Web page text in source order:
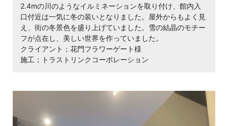
2.4mの川のようなイルミネーションを取り付け、館内入
口付近は一気に冬の装いとなりました。屋外からもよく見
え、街の冬景色を盛り上げていました。雪の結晶のモチー
フが点在し、美しい世界を作っていました。
クライアント；花門フラワーゲート様
施工；トラストリンクコーポレーション